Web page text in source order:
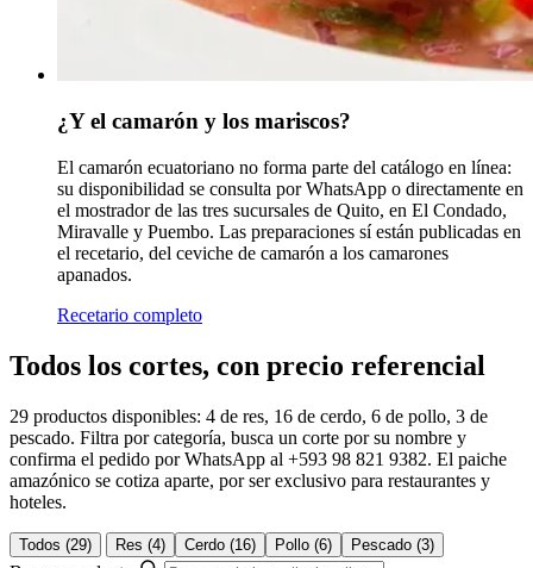
¿Y el camarón y los mariscos?
El camarón ecuatoriano no forma parte del catálogo en línea:
su disponibilidad se consulta por WhatsApp o directamente en
el mostrador de las tres sucursales de Quito, en El Condado,
Miravalle y Puembo. Las preparaciones sí están publicadas en
el recetario, del ceviche de camarón a los camarones
apanados.
Recetario completo
Todos los cortes, con precio referencial
29 productos disponibles: 4 de res, 16 de cerdo, 6 de pollo, 3 de
pescado. Filtra por categoría, busca un corte por su nombre y
confirma el pedido por WhatsApp al +593 98 821 9382. El paiche
amazónico se cotiza aparte, por ser exclusivo para restaurantes y
hoteles.
Todos (29) Res (4) Cerdo (16) Pollo (6) Pescado (3)